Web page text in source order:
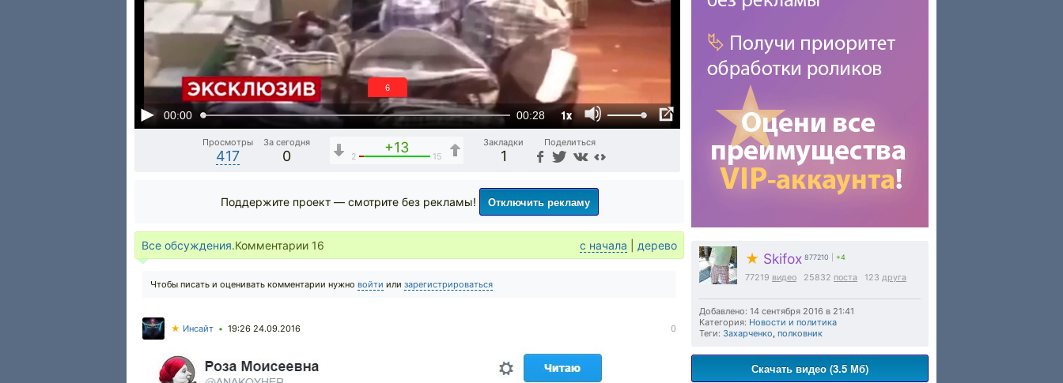
00:00 00:28 1x
6
Просмотры
417
За сегодня
0
+13
2 15
Закладки
1
Поделиться
★ Skifox 877210 +4
77219 видео 25832 поста 123 друга
Добавлено: 14 сентября 2016 в 21:41
Категория: Новости и политика
Теги: Захарченко, полковник
Скачать видео (3.5 Мб)
Поддержите проект — смотрите без рекламы! Отключить рекламу
Все обсуждения.Комментарии 16 с начала дерево
Чтобы писать и оценивать комментарии нужно войти или зарегистрироваться
★ Инсайт • 19:26 24.09.2016 0